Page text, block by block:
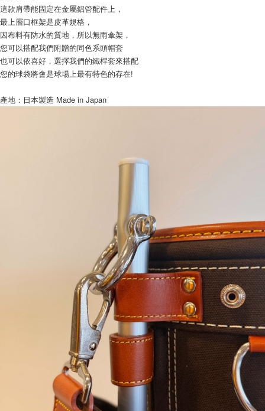
這款肩帶能固定在金屬鋁管配件上，
最上層口框架是皮革規格，
因布料有防水的質地，所以無雨傘架，
您可以搭配我們附贈的同色系頭帽套
也可以依喜好，選擇我們的鐵桿套來搭配
您的球袋將會是球場上最有特色的存在!
產地：日本製造 Made in Japan